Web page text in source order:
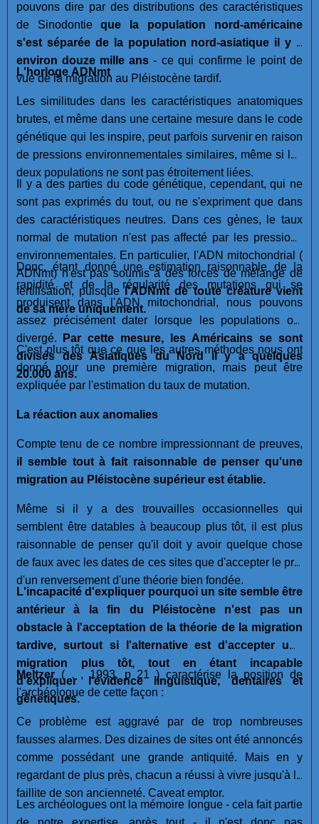
pouvons dire par des distributions des caractéristiques
de Sinodontie que la population nord-américaine
s'est séparée de la population nord-asiatique il y a
environ douze mille ans - ce qui confirme le point de
vue de la migration au Pléistocène tardif.
L'horloge ADNmt
Les similitudes dans les caractéristiques anatomiques
brutes, et même dans une certaine mesure dans le code
génétique qui les inspire, peut parfois survenir en raison
de pressions environnementales similaires, même si les
deux populations ne sont pas étroitement liées.
Il y a des parties du code génétique, cependant, qui ne
sont pas exprimés du tout, ou ne s'expriment que dans
des caractéristiques neutres. Dans ces gènes, le taux
normal de mutation n'est pas affecté par les pressions
environnementales. En particulier, l'ADN mitochondrial (
ADNmt) n'est pas soumis à des forces de mélange de
fertilisation, puisquel'ADNmt de toute créature vient
de sa mère uniquement.
Donc, étant donné une estimation raisonnable de la
rapidité et de la régularité des mutations qui se
produisent dans l'ADN mitochondrial, nous pouvons
assez précisément dater lorsque les populations ont
divergé.
Par cette mesure, les Américains se sont
divisés des Asiatiques du Nord il y a quelques
20.000 ans.
C'est plus tôt que ce que les autres méthodes nous ont
donné pour une première migration, mais peut être
expliquée par l'estimation du taux de mutation.
La réaction aux anomalies
Compte tenu de ce nombre impressionnant de preuves,
il semble tout à fait raisonnable de penser qu'une
migration au Pléistocène supérieur est établie.
Même si il y a des trouvailles occasionnelles qui
semblent être datables à beaucoup plus tôt, il est plus
raisonnable de penser qu'il doit y avoir quelque chose
de faux avec les dates de ces sites que d'accepter le prix
d'un renversement d'une théorie bien fondée.
L'incapacité d'expliquer pourquoi un site semble être
antérieur à la fin du Pléistocène n'est pas un
obstacle à l'acceptation de la théorie de la migration
tardive, surtout si l'alternative est d'accepter une
migration plus tôt, tout en étant incapable
d'expliquer l'évidence linguistique, dentaires et
génétiques.
Meltzer ( . , 1993, p 21 ) caractérise la position de
l'archéologue de cette façon :
Ce problème est aggravé par de trop nombreuses
fausses alarmes. Des dizaines de sites ont été annoncés
comme possédant une grande antiquité. Mais en y
regardant de plus près, chacun a réussi à vivre jusqu'à la
faillite de son ancienneté. Caveat emptor.
Les archéologues ont la mémoire longue - cela fait partie